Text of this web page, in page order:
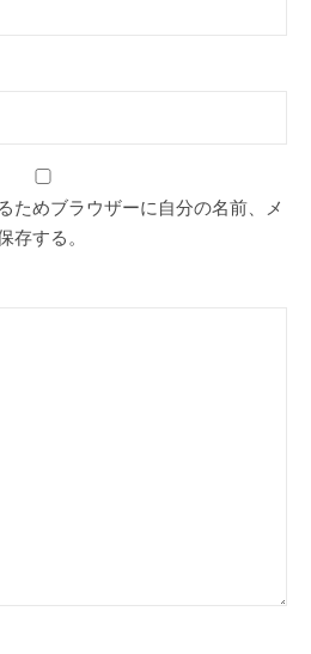
ためブラウザーに自分の名前、メ
存する。